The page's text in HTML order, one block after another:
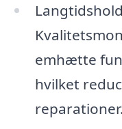
emhætte
hvilket
reparationer.